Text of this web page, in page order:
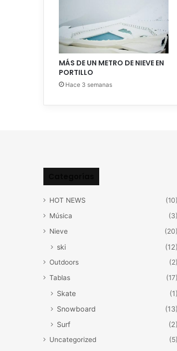
MÁS DE UN METRO DE NIEVE EN
PORTILLO
Hace 3 semanas
HOT NEWS
(10)
Música
(3)
Nieve
(20)
ski (12)
Outdoors
(2)
Tablas
(17)
Skate
(1)
Snowboard
(13)
Surf
(2)
Uncategorized (5)